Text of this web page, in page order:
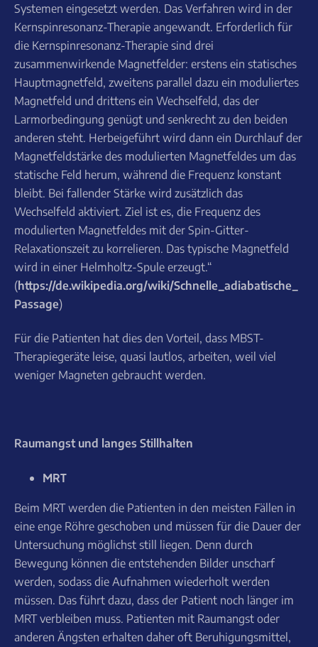
Systemen eingesetzt werden. Das Verfahren wird in der
Kernspinresonanz-Therapie angewandt. Erforderlich für
die Kernspinresonanz-Therapie sind drei
zusammenwirkende Magnetfelder: erstens ein statisches
Hauptmagnetfeld, zweitens parallel dazu ein moduliertes
Magnetfeld und drittens ein Wechselfeld, das der
Larmorbedingung genügt und senkrecht zu den beiden
anderen steht. Herbeigeführt wird dann ein Durchlauf der
Magnetfeldstärke des modulierten Magnetfeldes um das
statische Feld herum, während die Frequenz konstant
bleibt. Bei fallender Stärke wird zusätzlich das
Wechselfeld aktiviert. Ziel ist es, die Frequenz des
modulierten Magnetfeldes mit der Spin-Gitter-
Relaxationszeit zu korrelieren. Das typische Magnetfeld
wird in einer Helmholtz-Spule erzeugt.“
(https://de.wikipedia.org/wiki/Schnelle_adiabatische_
Passage)
Für die Patienten hat dies den Vorteil, dass MBST-
Therapiegeräte leise, quasi lautlos, arbeiten, weil viel
weniger Magneten gebraucht werden.
Raumangst und langes Stillhalten
MRT
Beim MRT werden die Patienten in den meisten Fällen in
eine enge Röhre geschoben und müssen für die Dauer der
Untersuchung möglichst still liegen. Denn durch
Bewegung können die entstehenden Bilder unscharf
werden, sodass die Aufnahmen wiederholt werden
müssen. Das führt dazu, dass der Patient noch länger im
MRT verbleiben muss. Patienten mit Raumangst oder
anderen Ängsten erhalten daher oft Beruhigungsmittel,